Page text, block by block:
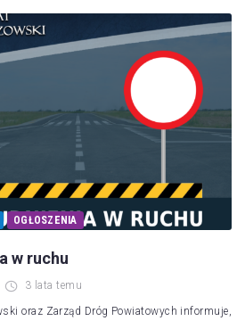
OGŁOSZENIA
w ruchu
3 lata temu
oraz Zarząd Dróg Powiatowych informuje,